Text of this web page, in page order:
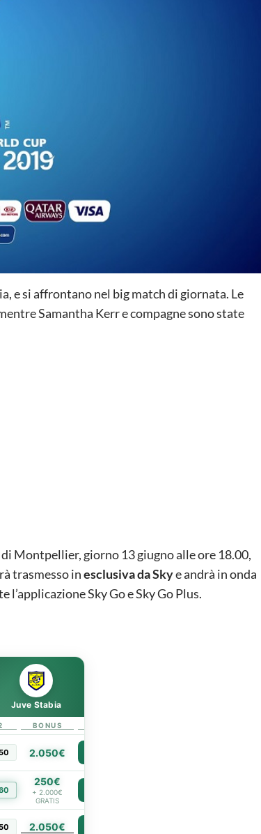
e si affrontano nel big match di giornata. Le
Samantha Kerr e compagne sono state
Montpellier, giorno 13 giugno alle ore 18.00,
trasmesso inesclusiva da Skye andrà in onda
Sky Go e Sky Go Plus.
Juve Stabia
BONUS
2.050€
250€
+ 2.000€
GRATIS
2.050€